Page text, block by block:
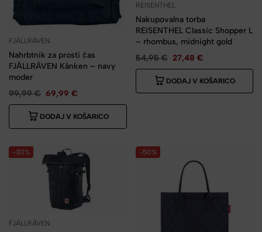
FJÄLLRÄVEN
Nahrbtnik za prosti čas
FJÄLLRÄVEN Kånken – navy
moder
99,99€ 69,99 €
DODAJ V KOŠARICO
REISENTHEL
Nakupovalna torba
REISENTHEL Classic Shopper L
– rhombus, midnight gold
54,95€ 27,48 €
DODAJ V KOŠARICO
-30%
FJÄLLRÄVEN
-50%